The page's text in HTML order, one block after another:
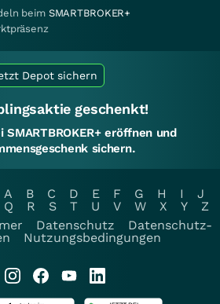
beim SMARTBROKER+
Depot sichern
geschenkt!
eröffnen und
sichern.
A B C D E F G H I
J
Q R S T U V W X Y
Z
Datenschutz
Datenschutz-
Nutzungsbedingungen